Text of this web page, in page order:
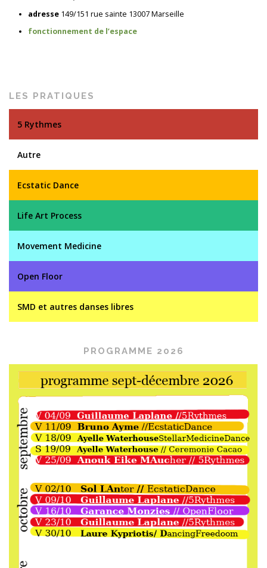
adresse 149/151 rue sainte 13007 Marseille
fonctionnement de l’espace
LES PRATIQUES
5 Rythmes
Autre
Ecstatic Dance
Life Art Process
Movement Medicine
Open Floor
SMD et autres danses libres
PROGRAMME 2026